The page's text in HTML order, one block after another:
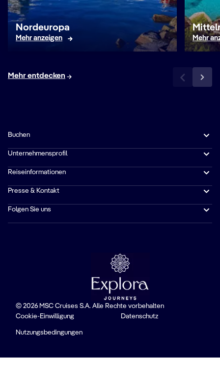
Nordeuropa
Mehr anzeigen Mehr
Mehr entdecken
Buchen
Unternehmensprofil
Reiseinformationen
Presse & Kontakt
Folgen Sie uns
© 2026 MSC Cruises S.A. Alle Rechte vorbehalten
Cookie-Einwilligung
Datenschutz
Nutzungsbedingungen